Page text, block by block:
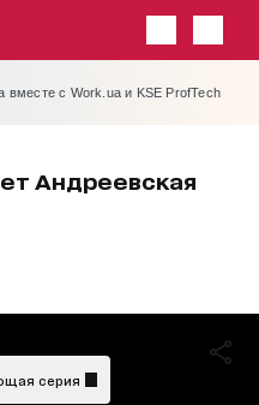
вместе с Work.ua и KSE ProfTech
Андреевская
серия